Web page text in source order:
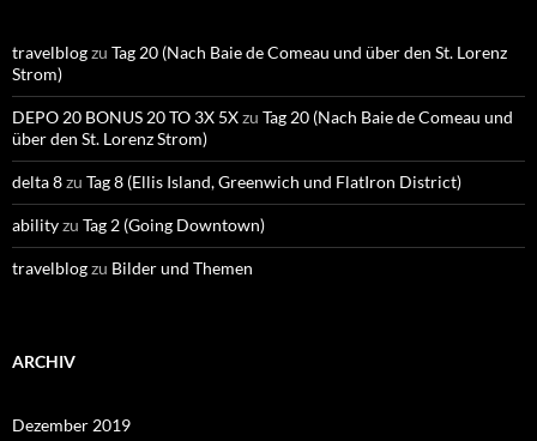
travelblogzu Tag 20 (Nach Baie de Comeau und über den St. Lorenz
Strom)
DEPO 20 BONUS 20 TO 3X 5Xzu Tag 20 (Nach Baie de Comeau und
über den St. Lorenz Strom)
delta 8zu Tag 8 (Ellis Island, Greenwich und FlatIron District)
abilityzu Tag 2 (Going Downtown)
travelblogzu Bilder und Themen
ARCHIV
Dezember 2019